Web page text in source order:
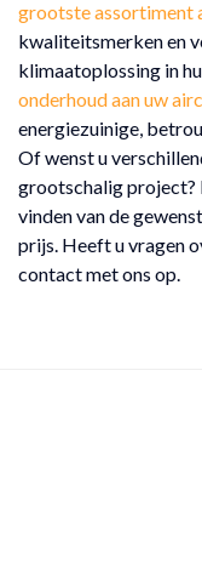
grootste assortiment
kwaliteitsmerken en
klimaatoplossing in
onderhoud aan uw
energiezuinige,
Of wenst u
grootschalig project?
vinden van de
prijs. Heeft u vragen
contact met ons op.